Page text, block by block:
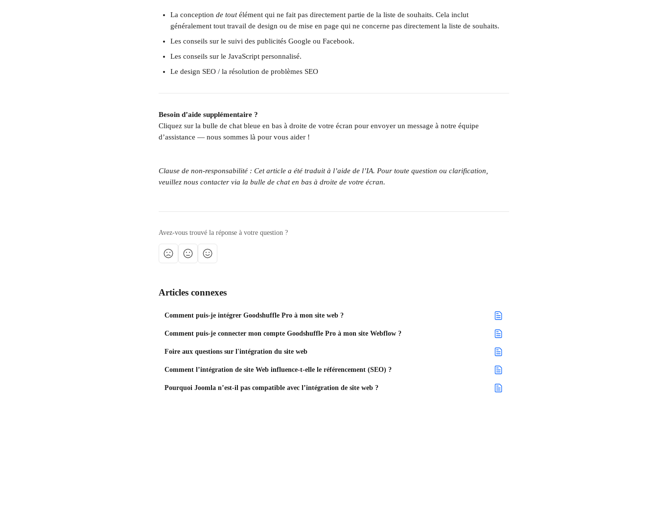
La conception de tout élément qui ne fait pas directement partie de la liste de souhaits. Cela inclut
généralement tout travail de design ou de mise en page qui ne concerne pas directement la liste de souhaits.
Les conseils sur le suivi des publicités Google ou Facebook.
Les conseils sur le JavaScript personnalisé.
Le design SEO / la résolution de problèmes SEO
Besoin d’aide supplémentaire ?
Cliquez sur la bulle de chat bleue en bas à droite de votre écran pour envoyer un message à notre équipe
d’assistance — nous sommes là pour vous aider !
Clause de non-responsabilité : Cet article a été traduit à l’aide de l’IA. Pour toute question ou clarification,
veuillez nous contacter via la bulle de chat en bas à droite de votre écran.
Avez-vous trouvé la réponse à votre question ?
Articles connexes
Comment puis-je intégrer Goodshuffle Pro à mon site web ?
Comment puis-je connecter mon compte Goodshuffle Pro à mon site Webflow ?
Foire aux questions sur l'intégration du site web
Comment l’intégration de site Web influence-t-elle le référencement (SEO) ?
Pourquoi Joomla n’est-il pas compatible avec l’intégration de site web ?